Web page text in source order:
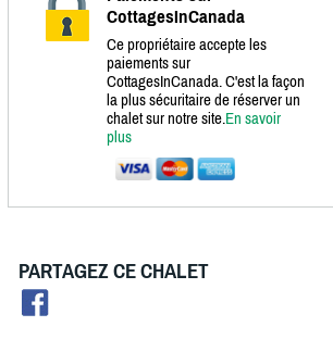
CottagesInCanada
Ce propriétaire accepte les
paiements sur
CottagesInCanada. C'est la façon
la plus sécuritaire de réserver un
chalet sur notre site.En savoir
plus
PARTAGEZ CE CHALET